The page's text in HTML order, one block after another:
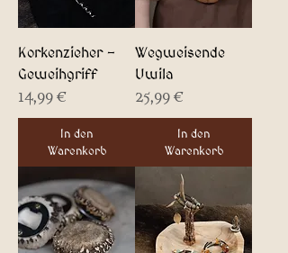
Korkenzieher -
Geweihgriff
Preis
14,99 €
In den
Warenkorb
Wegweisende
Uwila
Preis
25,99 €
In den
Warenkorb